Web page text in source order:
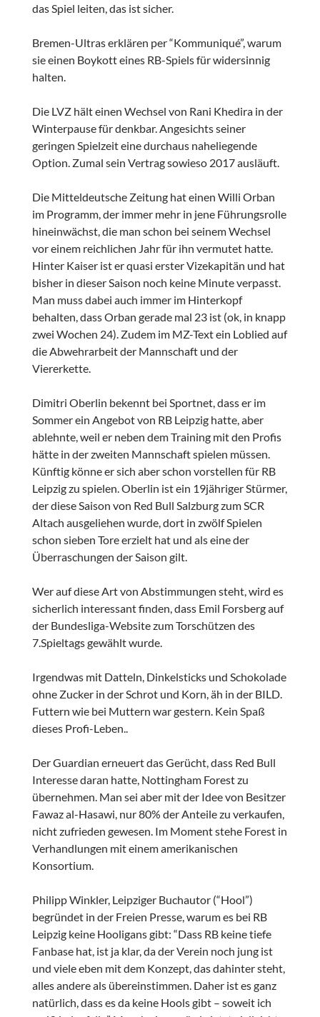
das Spiel leiten, das ist sicher.
Bremen-Ultras erklären per “Kommuniqué”, warum
sie einen Boykott eines RB-Spiels für widersinnig
halten.
Die LVZ hält einen Wechsel von Rani Khedira in der
Winterpause für denkbar. Angesichts seiner
geringen Spielzeit eine durchaus naheliegende
Option. Zumal sein Vertrag sowieso 2017 ausläuft.
Die Mitteldeutsche Zeitung hat einen Willi Orban
im Programm, der immer mehr in jene Führungsrolle
hineinwächst, die man schon bei seinem Wechsel
vor einem reichlichen Jahr für ihn vermutet hatte.
Hinter Kaiser ist er quasi erster Vizekapitän und hat
bisher in dieser Saison noch keine Minute verpasst.
Man muss dabei auch immer im Hinterkopf
behalten, dass Orban gerade mal 23 ist (ok, in knapp
zwei Wochen 24). Zudem im MZ-Text ein Loblied auf
die Abwehrarbeit der Mannschaft und der
Viererkette.
Dimitri Oberlin bekennt bei Sportnet, dass er im
Sommer ein Angebot von RB Leipzig hatte, aber
ablehnte, weil er neben dem Training mit den Profis
hätte in der zweiten Mannschaft spielen müssen.
Künftig könne er sich aber schon vorstellen für RB
Leipzig zu spielen. Oberlin ist ein 19jähriger Stürmer,
der diese Saison von Red Bull Salzburg zum SCR
Altach ausgeliehen wurde, dort in zwölf Spielen
schon sieben Tore erzielt hat und als eine der
Überraschungen der Saison gilt.
Wer auf diese Art von Abstimmungen steht, wird es
sicherlich interessant finden, dass Emil Forsberg auf
der Bundesliga-Website zum Torschützen des
7.Spieltags gewählt wurde.
Irgendwas mit Datteln, Dinkelsticks und Schokolade
ohne Zucker in der Schrot und Korn, äh in der BILD.
Futtern wie bei Muttern war gestern. Kein Spaß
dieses Profi-Leben..
Der Guardian erneuert das Gerücht, dass Red Bull
Interesse daran hatte, Nottingham Forest zu
übernehmen. Man sei aber mit der Idee von Besitzer
Fawaz al-Hasawi, nur 80% der Anteile zu verkaufen,
nicht zufrieden gewesen. Im Moment stehe Forest in
Verhandlungen mit einem amerikanischen
Konsortium.
Philipp Winkler, Leipziger Buchautor (“Hool”)
begründet in der Freien Presse, warum es bei RB
Leipzig keine Hooligans gibt: “Dass RB keine tiefe
Fanbase hat, ist ja klar, da der Verein noch jung ist
und viele eben mit dem Konzept, das dahinter steht,
alles andere als übereinstimmen. Daher ist es ganz
natürlich, dass es da keine Hools gibt – soweit ich